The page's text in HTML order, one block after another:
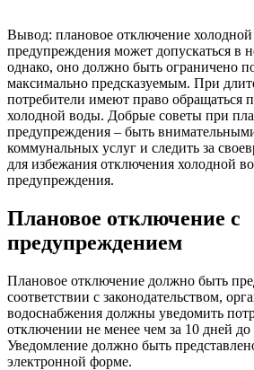
Вывод: плановое отключение
предупреждения может допускаться в
однако, оно должно быть ограничено
максимально предсказуемым. При
потребители имеют право обращаться
холодной воды. Добрые советы при
предупреждения – быть
коммунальных услуг и следить за
для избежания отключения холодной
предупреждения.
Плановое отключение с
предупреждением
Плановое отключение должно быть
соответствии с законодательством,
водоснабжения должны уведомить
отключении не менее чем за 10 дней до
Уведомление должно быть
электронной форме.